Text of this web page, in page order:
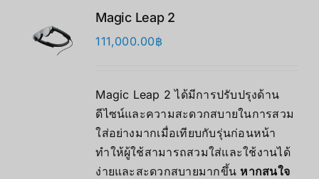
Magic Leap 2
111,000.00฿
Magic Leap 2 ได้มีการปรับปรุงด้าน
ดีไซน์และความสะดวกสบายในการสวม
ใส่อย่างมากเมื่อเทียบกับรุ่นก่อนหน้า
ทำให้ผู้ใช้สามารถสวมใส่และใช้งานได้
ง่ายและสะดวกสบายมากขึ้น หากสนใจ